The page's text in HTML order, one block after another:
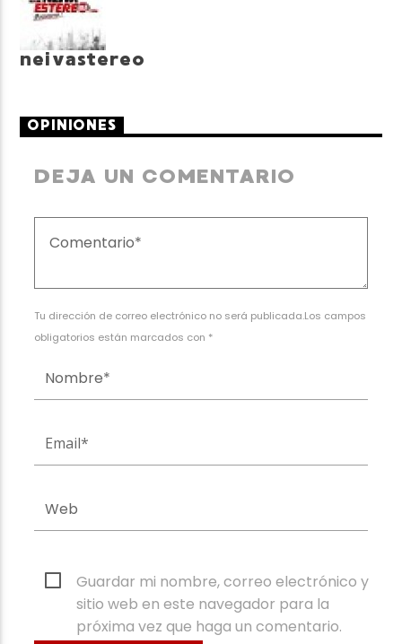
neivastereo
OPINIONES
DEJA UN COMENTARIO
Tu dirección de correo electrónico no será publicada.Los campos
obligatorios están marcados con *
Guardar mi nombre, correo electrónico y
sitio web en este navegador para la
próxima vez que haga un comentario.